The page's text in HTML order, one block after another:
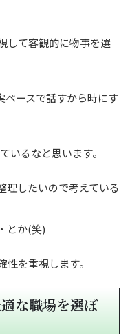
して客観的に物事を選
ベースで話すから時にす
いるなと思います。
理したいので考えている
とか(笑)
を重視します。
な職場を選ぼ